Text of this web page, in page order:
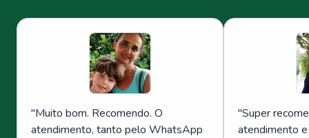
"Muito bom. Recomendo. O
atendimento, tanto pelo WhatsApp
"Super
atendimento